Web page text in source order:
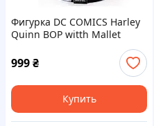
Фигурка DC COMICS Harley
Quinn BOP witth Mallet
999₴
Купить